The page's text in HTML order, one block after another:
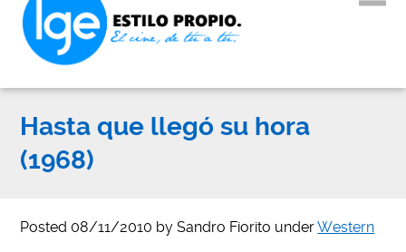
Hasta que llegó su hora
(1968)
Posted 08/11/2010 bySandro Fiorito underWestern